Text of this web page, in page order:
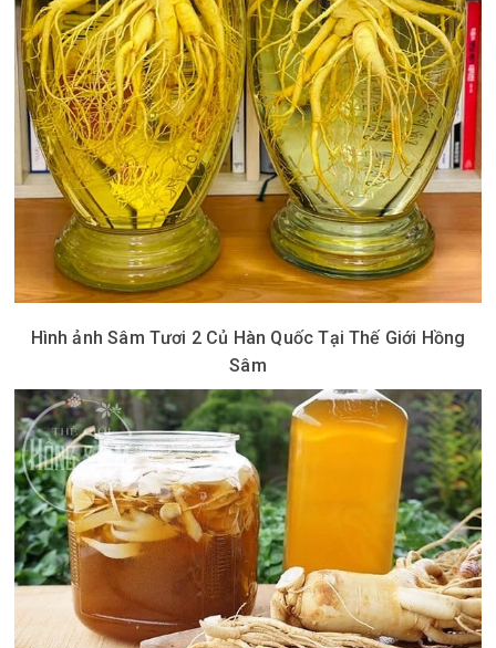
Hình ảnh Sâm Tươi 2 Củ Hàn Quốc Tại Thế Giới Hồng
Sâm